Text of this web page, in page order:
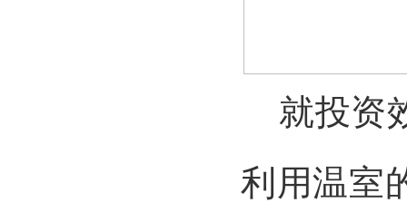
就投资
利用温室